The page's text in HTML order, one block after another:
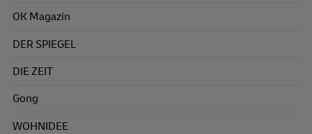
OK Magazin
DER SPIEGEL
DIE ZEIT
Gong
WOHNIDEE